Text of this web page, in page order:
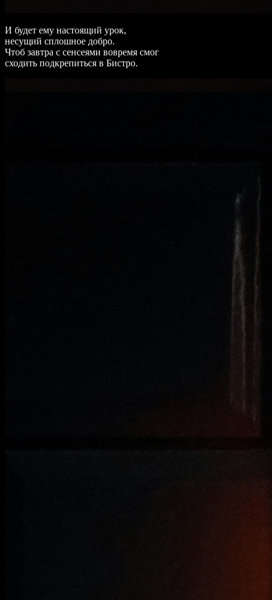
И будет ему настоящий урок,
несущий сплошное добро.
Чтоб завтра с сенсеями вовремя смог
сходить подкрепиться в Бистро.